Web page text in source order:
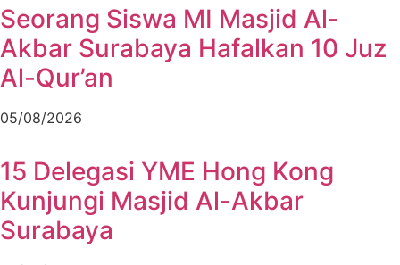
Seorang Siswa MI Masjid Al-
Akbar Surabaya Hafalkan 10 Juz
Al-Qur’an
05/08/2026
15 Delegasi YME Hong Kong
Kunjungi Masjid Al-Akbar
Surabaya